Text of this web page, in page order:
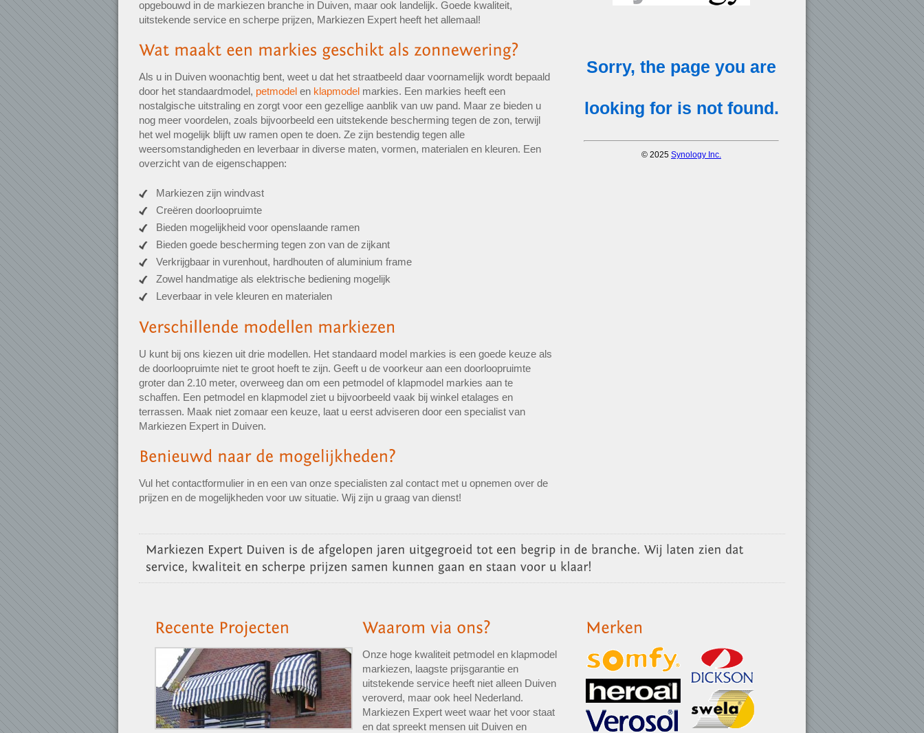
opgebouwd in de markiezen branche in Duiven, maar ook landelijk. Goede kwaliteit,
uitstekende service en scherpe prijzen, Markiezen Expert heeft het allemaal!
Als u in Duiven woonachtig bent, weet u dat het straatbeeld daar voornamelijk wordt bepaald
door het standaardmodel, petmodel en klapmodel markies. Een markies heeft een
nostalgische uitstraling en zorgt voor een gezellige aanblik van uw pand. Maar ze bieden u
nog meer voordelen, zoals bijvoorbeeld een uitstekende bescherming tegen de zon, terwijl
het wel mogelijk blijft uw ramen open te doen. Ze zijn bestendig tegen alle
weersomstandigheden en leverbaar in diverse maten, vormen, materialen en kleuren. Een
overzicht van de eigenschappen:
Markiezen zijn windvast
Creëren doorloopruimte
Bieden mogelijkheid voor openslaande ramen
Bieden goede bescherming tegen zon van de zijkant
Verkrijgbaar in vurenhout, hardhouten of aluminium frame
Zowel handmatige als elektrische bediening mogelijk
Leverbaar in vele kleuren en materialen
U kunt bij ons kiezen uit drie modellen. Het standaard model markies is een goede keuze als
de doorloopruimte niet te groot hoeft te zijn. Geeft u de voorkeur aan een doorloopruimte
groter dan 2.10 meter, overweeg dan om een petmodel of klapmodel markies aan te
schaffen. Een petmodel en klapmodel ziet u bijvoorbeeld vaak bij winkel etalages en
terrassen. Maak niet zomaar een keuze, laat u eerst adviseren door een specialist van
Markiezen Expert in Duiven.
Vul het contactformulier in en een van onze specialisten zal contact met u opnemen over de
prijzen en de mogelijkheden voor uw situatie. Wij zijn u graag van dienst!
Onze hoge kwaliteit petmodel en klapmodel
markiezen, laagste prijsgarantie en
uitstekende service heeft niet alleen Duiven
veroverd, maar ook heel Nederland.
Markiezen Expert weet waar het voor staat
en dat spreekt mensen uit Duiven en